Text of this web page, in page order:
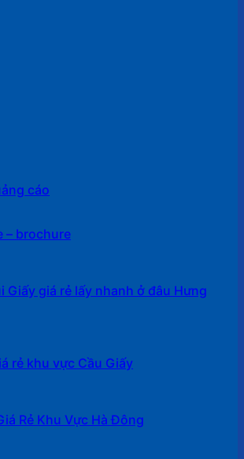
cáo
– brochure
Giấy giá rẻ lấy nhanh ở đâu Hưng
rẻ khu vực Cầu Giấy
Rẻ Khu Vực Hà Đông